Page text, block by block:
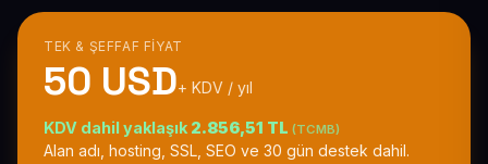
TEK & ŞEFFAF FIYAT
50 USD+ KDV / yıl
KDV dahil yaklaşık 2.856,51 TL (TCMB)
Alan adı, hosting, SSL, SEO ve 30 gün destek dahil.